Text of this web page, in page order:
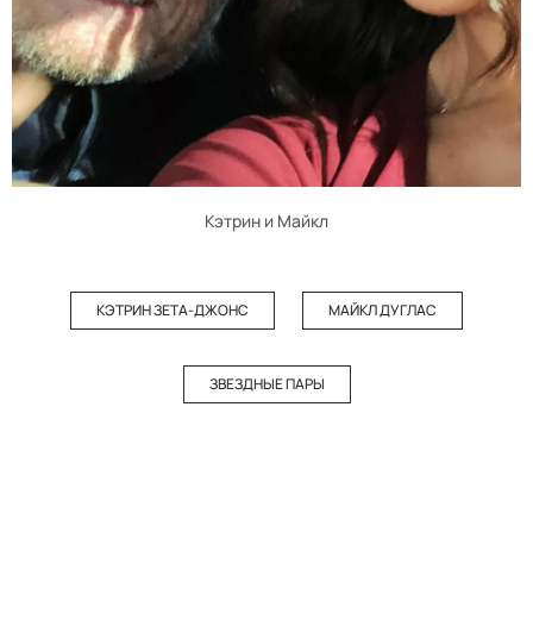
Кэтрин и Майкл
КЭТРИН ЗЕТА-ДЖОНС МАЙКЛ ДУГЛАС
ЗВЕЗДНЫЕ ПАРЫ